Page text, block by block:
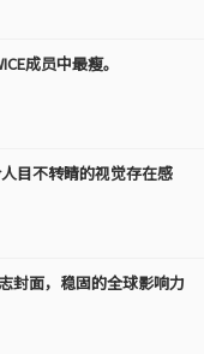
成员中最瘦。
人目不转睛的视觉存在感
封面，稳固的全球影响力